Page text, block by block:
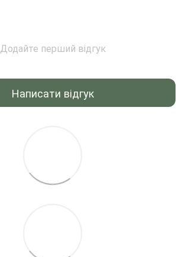
Додайте перший відгук
Написати відгук